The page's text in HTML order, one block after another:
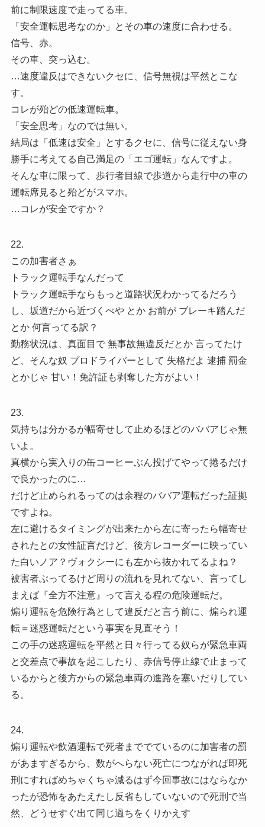
前に制限速度で走ってる車。
「安全運転思考なのか」とその車の速度に合わせる。
信号、赤。
その車、突っ込む。
…速度違反はできないクセに、信号無視は平然とこな
す。
コレが殆どの低速運転車。
「安全思考」なのでは無い。
結局は「低速は安全」とするクセに、信号に従えない身
勝手に考えてる自己満足の「エゴ運転」なんですよ。
そんな車に限って、歩行者目線で歩道から走行中の車の
運転席見ると殆どがスマホ。
…コレが安全ですか？
22.
この加害者さぁ
トラック運転手なんだって
トラック運転手ならもっと道路状況わかってるだろう
し、坂道だから近づくべや とか お前が ブレーキ踏んだ
とか 何言ってる訳？
勤務状況は、真面目で 無事故無違反だとか 言ってたけ
ど、そんな奴 プロドライバーとして 失格だよ 逮捕 罰金
とかじゃ 甘い！免許証も剥奪した方がよい！
23.
気持ちは分かるが幅寄せして止めるほどのババアじゃ無
いよ。
真横から実入りの缶コーヒーぶん投げてやって捲るだけ
で良かったのに…
だけど止められるってのは余程のババア運転だった証拠
ですよね。
左に避けるタイミングが出来たから左に寄ったら幅寄せ
されたとの女性証言だけど、後方レコーダーに映ってい
た白いノア？ヴォクシーにも左から抜かれてるよね？
被害者ぶってるけど周りの流れを見れてない、言ってし
まえば『全方不注意』って言える程の危険運転だ。
煽り運転を危険行為として違反だと言う前に、煽られ運
転＝迷惑運転だという事実を見直そう！
この手の迷惑運転を平然と日々行ってる奴らが緊急車両
と交差点で事故を起こしたり、赤信号停止線で止まって
いるからと後方からの緊急車両の進路を塞いだりしてい
る。
24.
煽り運転や飲酒運転で死者まででているのに加害者の罰
があますぎるから、数がへらない死亡につながれば即死
刑にすればめちゃくちゃ減るはず今回事故にはならなか
ったが恐怖をあたえたし反省もしていないので死刑で当
然、どうせすぐ出て同じ過ちをくりかえす